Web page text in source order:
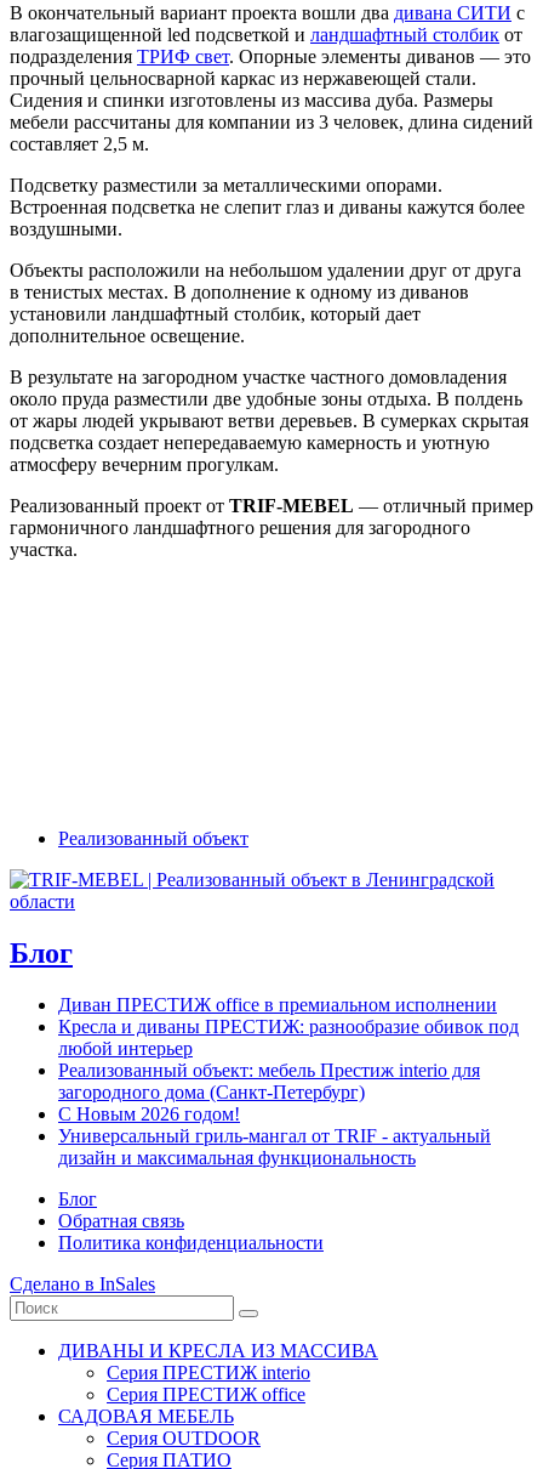
В окончательный вариант проекта вошли два дивана СИТИ с
влагозащищенной led подсветкой и ландшафтный столбик от
подразделения ТРИФ свет. Опорные элементы диванов — это
прочный цельносварной каркас из нержавеющей стали.
Сидения и спинки изготовлены из массива дуба. Размеры
мебели рассчитаны для компании из 3 человек, длина сидений
составляет 2,5 м.
Подсветку разместили за металлическими опорами.
Встроенная подсветка не слепит глаз и диваны кажутся более
воздушными.
Объекты расположили на небольшом удалении друг от друга
в тенистых местах. В дополнение к одному из диванов
установили ландшафтный столбик, который дает
дополнительное освещение.
В результате на загородном участке частного домовладения
около пруда разместили две удобные зоны отдыха. В полдень
от жары людей укрывают ветви деревьев. В сумерках скрытая
подсветка создает непередаваемую камерность и уютную
атмосферу вечерним прогулкам.
Реализованный проект от TRIF-MEBEL — отличный пример
гармоничного ландшафтного решения для загородного
участка.
Реализованный объект
Блог
Диван ПРЕСТИЖ office в премиальном исполнении
Кресла и диваны ПРЕСТИЖ: разнообразие обивок под
любой интерьер
Реализованный объект: мебель Престиж interio для
загородного дома (Санкт-Петербург)
С Новым 2026 годом!
Универсальный гриль-мангал от TRIF - актуальный
дизайн и максимальная функциональность
Блог
Обратная связь
Политика конфиденциальности
Сделано в InSales
ДИВАНЫ И КРЕСЛА ИЗ МАССИВА
Серия ПРЕСТИЖ interio
Серия ПРЕСТИЖ office
САДОВАЯ МЕБЕЛЬ
Серия OUTDOOR
Серия ПАТИО